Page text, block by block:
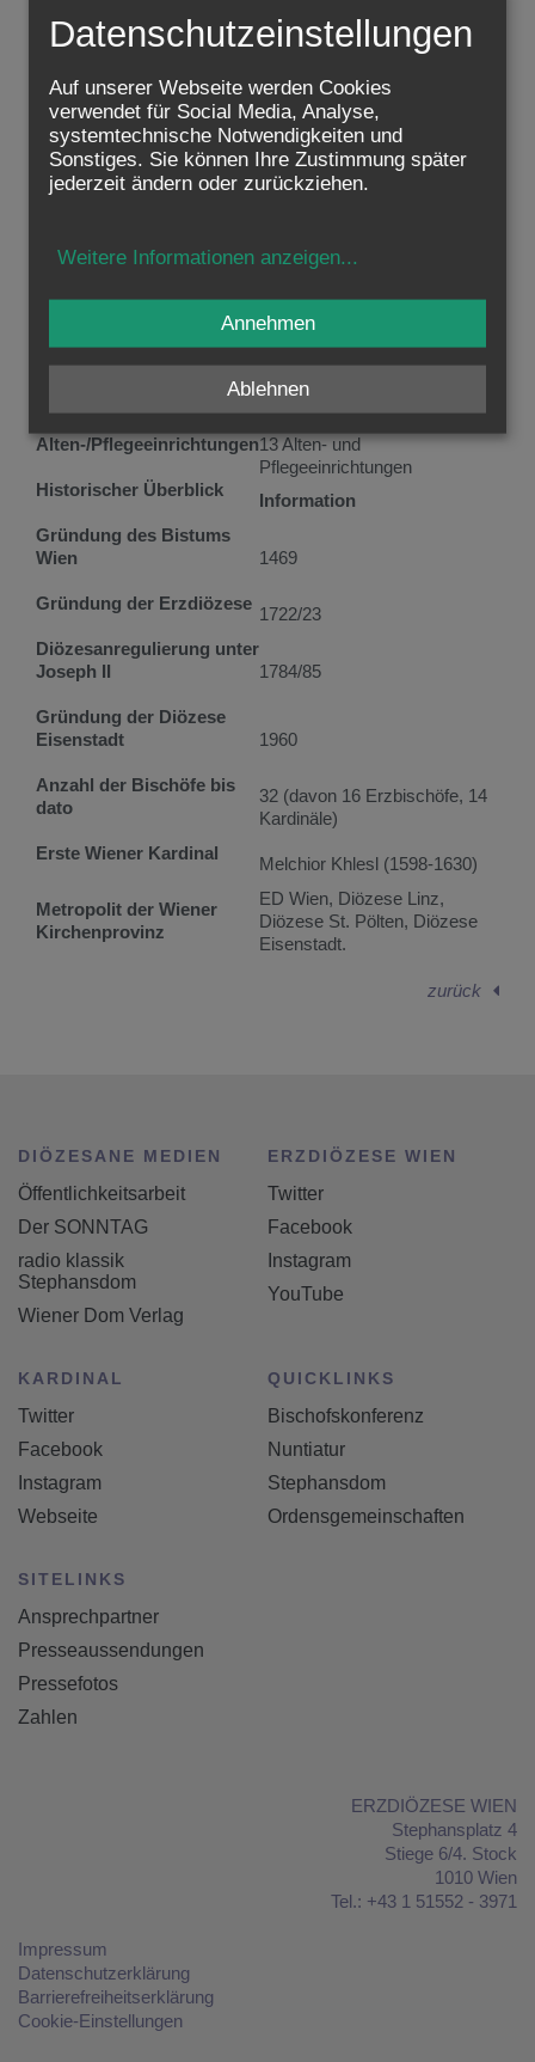
Mitarbeiterzahl
Wien
5,948
Haus der Barmherzigkeit
2,013
St. Nikolausstiftung
1,250
Hochschulstiftung (KPH)
in Erzdiözeseträgerschaft 300
36 Schulen, 17,981 Schüler
Alten-/Pflegeeinrichtungen13 Alten- und
Pflegeeinrichtungen
Historischer Überblick
Information
Gründung des Bistums
Wien
1469
Gründung der Erzdiözese
1722/23
Diözesanregulierung unter
Joseph II
1784/85
Gründung der Diözese
Eisenstadt
1960
Anzahl der Bischöfe bis
dato
32 (davon 16 Erzbischöfe, 14
Kardinäle)
Erste Wiener Kardinal
Melchior Khlesl (1598-1630)
Metropolit der Wiener
Kirchenprovinz
ED Wien, Diözese Linz,
Diözese St. Pölten, Diözese
Eisenstadt.
zurück
DIÖZESANE MEDIEN
Öffentlichkeitsarbeit
Der SONNTAG
radio klassik
Stephansdom
Wiener Dom Verlag
ERZDIÖZESE WIEN
Twitter
Facebook
Instagram
YouTube
KARDINAL
Twitter
Facebook
Instagram
Webseite
QUICKLINKS
Bischofskonferenz
Nuntiatur
Stephansdom
Ordensgemeinschaften
SITELINKS
Ansprechpartner
Presseaussendungen
Pressefotos
Zahlen
ERZDIÖZESE WIEN
Stephansplatz 4
Stiege 6/4. Stock
1010 Wien
Tel.: +43 1 51552 - 3971
Impressum
Datenschutzerklärung
Barrierefreiheitserklärung
Cookie-Einstellungen
Datenschutzeinstellungen
Auf unserer Webseite werden Cookies
verwendet für Social Media, Analyse,
systemtechnische Notwendigkeiten und
Sonstiges. Sie können Ihre Zustimmung später
jederzeit ändern oder zurückziehen.
Weitere Informationen anzeigen...
Ablehnen
Annehmen